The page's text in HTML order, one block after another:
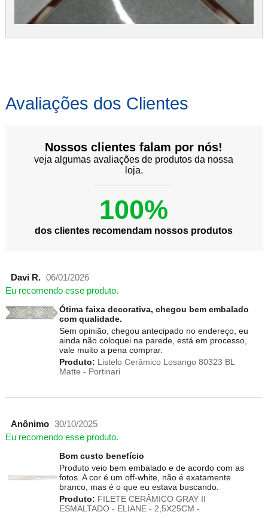
Avaliações dos Clientes
Nossos clientes falam por nós!
veja algumas avaliações de produtos da nossa
loja.
100%
dos clientes recomendam nossos produtos
Davi R. 06/01/2026
Eu recomendo esse produto.
Ótima faixa decorativa, chegou bem embalado
com qualidade.
Sem opinião, chegou antecipado no endereço, eu
ainda não coloquei na parede, está em processo,
vale muito a pena comprar.
Produto: Listelo Cerâmico Losango 80323 BL
Matte - Portinari
Anônimo 30/10/2025
Eu recomendo esse produto.
Bom custo benefício
Produto veio bem embalado e de acordo com as
fotos. A cor é um off-white, não é exatamente
branco, mas é o que eu estava buscando.
Produto: FILETE CERÂMICO GRAY II
ESMALTADO - ELIANE - 2,5X25CM -